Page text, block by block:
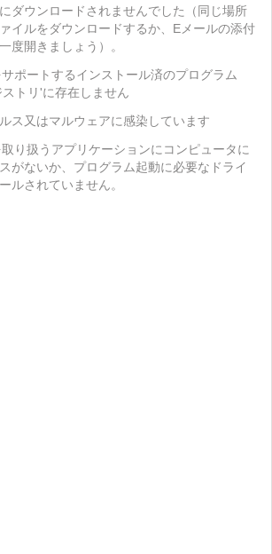
ダウンロードされませんでした（同じ場所
イルをダウンロードするか、Eメールの添付
度開きましょう）。
ポートするインストール済のプログラム
トリ'に存在しません
ス又はマルウェアに感染しています
り扱うアプリケーションにコンピュータに
がないか、プログラム起動に必要なドライ
ルされていません。